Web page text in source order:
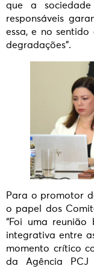
que a
responsáveis
essa, e no sentido
degradações”.
Para o promotor
o papel dos
“Foi uma
integrativa entre
momento crítico
da Agência